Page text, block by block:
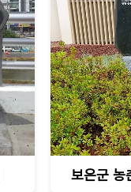
보은군 농